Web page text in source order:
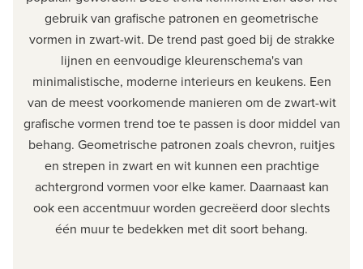
gebruik van grafische patronen en geometrische
vormen in zwart-wit. De trend past goed bij de strakke
lijnen en eenvoudige kleurenschema's van
minimalistische, moderne interieurs en keukens. Een
van de meest voorkomende manieren om de zwart-wit
grafische vormen trend toe te passen is door middel van
behang. Geometrische patronen zoals chevron, ruitjes
en strepen in zwart en wit kunnen een prachtige
achtergrond vormen voor elke kamer. Daarnaast kan
ook een accentmuur worden gecreëerd door slechts
één muur te bedekken met dit soort behang.